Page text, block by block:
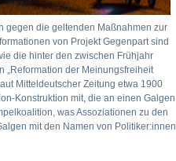
gegen die geltenden Maßnahmen zur
von Projekt Gegenpart sind
die hinter den zwischen Frühjahr
„Reformation der Meinungsfreiheit
Mitteldeutscher Zeitung etwa 1900
Konstruktion mit, die an einen Galgen
was Assoziationen zu den
mit den Namen von Politiker:innen